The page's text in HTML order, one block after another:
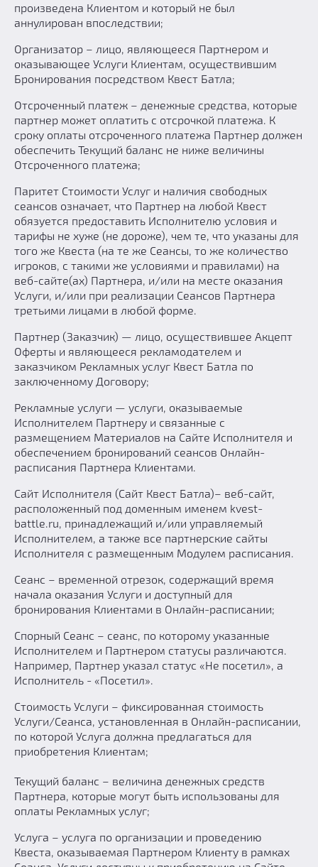
произведена Клиентом и который не был
аннулирован впоследствии;
Организатор – лицо, являющееся Партнером и
оказывающее Услуги Клиентам, осуществившим
Бронирования посредством Квест Батла;
Отсроченный платеж – денежные средства, которые
партнер может оплатить с отсрочкой платежа. К
сроку оплаты отсроченного платежа Партнер должен
обеспечить Текущий баланс не ниже величины
Отсроченного платежа;
Паритет Стоимости Услуг и наличия свободных
сеансов означает, что Партнер на любой Квест
обязуется предоставить Исполнителю условия и
тарифы не хуже (не дороже), чем те, что указаны для
того же Квеста (на те же Сеансы, то же количество
игроков, с такими же условиями и правилами) на
веб-сайте(ах) Партнера, и/или на месте оказания
Услуги, и/или при реализации Сеансов Партнера
третьими лицами в любой форме.
Партнер (Заказчик) — лицо, осуществившее Акцепт
Оферты и являющееся рекламодателем и
заказчиком Рекламных услуг Квест Батла по
заключенному Договору;
Рекламные услуги — услуги, оказываемые
Исполнителем Партнеру и связанные с
размещением Материалов на Сайте Исполнителя и
обеспечением бронирований сеансов Онлайн-
расписания Партнера Клиентами.
Сайт Исполнителя (Сайт Квест Батла)– веб-сайт,
расположенный под доменным именем kvest-
battle.ru, принадлежащий и/или управляемый
Исполнителем, а также все партнерские сайты
Исполнителя с размещенным Модулем расписания.
Сеанс – временной отрезок, содержащий время
начала оказания Услуги и доступный для
бронирования Клиентами в Онлайн-расписании;
Спорный Сеанс – сеанс, по которому указанные
Исполнителем и Партнером статусы различаются.
Например, Партнер указал статус «Не посетил», а
Исполнитель - «Посетил».
Стоимость Услуги – фиксированная стоимость
Услуги/Сеанса, установленная в Онлайн-расписании,
по которой Услуга должна предлагаться для
приобретения Клиентам;
Текущий баланс – величина денежных средств
Партнера, которые могут быть использованы для
оплаты Рекламных услуг;
Услуга – услуга по организации и проведению
Квеста, оказываемая Партнером Клиенту в рамках